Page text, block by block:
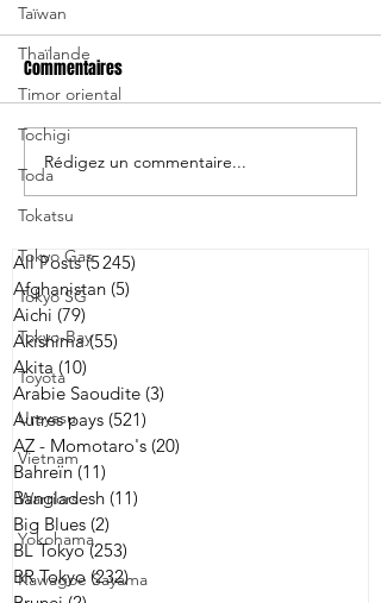
Taïwan
Thaïlande
Timor oriental
Tochigi
Toda
Tokatsu
Tokyo Gas
Tokyo SG
Tokyo-Bay
Toyota
Urayasu
Vietnam
Warriors
Yokohama
Kawagoe Sayama
Grant Keenan nommé
entraîneur-chef de Akishima
Commentaires
Rédigez un commentaire...
All Posts (5 245)
Afghanistan (5)
Aichi (79)
Akishima (55)
Akita (10)
Arabie Saoudite (3)
Autres pays (521)
AZ - Momotaro's (20)
Bahreïn (11)
Bangladesh (11)
Big Blues (2)
BL Tokyo (253)
BR Tokyo (232)232 posts